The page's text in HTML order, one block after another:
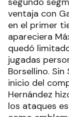
ventaja con
en el primer
apareciera
quedó
jugadas
Borsellino.
inicio del
Hernández
los ataques